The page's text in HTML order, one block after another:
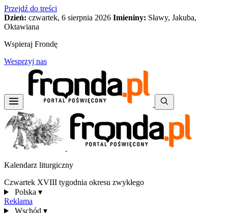
Przejdź do treści
Dzień: czwartek, 6 sierpnia 2026 Imieniny: Sławy, Jakuba,
Oktawiana
Wspieraj Frondę
Wesprzyj nas
Kalendarz liturgiczny
Czwartek XVIII tygodnia okresu zwykłego
Polska ▾
Reklama
Wschód ▾